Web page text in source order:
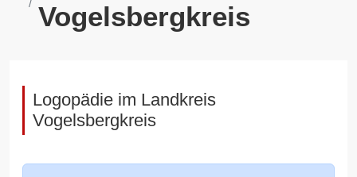
Vogelsbergkreis
Logopädie im Landkreis
Vogelsbergkreis